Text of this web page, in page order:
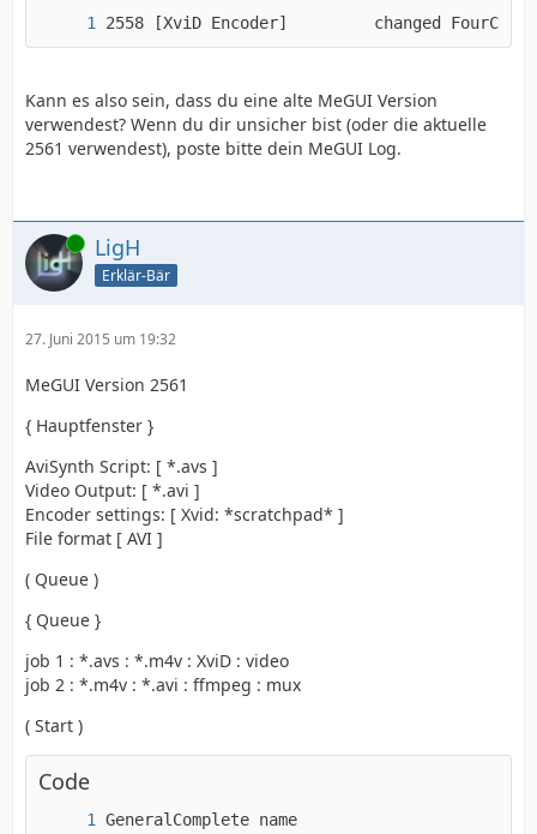
2558 [XviD Encoder]         changed FourCC
Kann es also sein, dass du eine alte MeGUI Version
verwendest? Wenn du dir unsicher bist (oder die aktuelle
2561 verwendest), poste bitte dein MeGUI Log.
Online LigH
Erklär-Bär
27. Juni 2015 um 19:32
MeGUI Version 2561
{ Hauptfenster }
AviSynth Script: [ *.avs ]
Video Output: [ *.avi ]
Encoder settings: [ Xvid: *scratchpad* ]
File format [ AVI ]
( Queue )
{ Queue }
job 1 : *.avs : *.m4v : XviD : video
job 2 : *.m4v : *.avi : ffmpeg : mux
( Start )
Code
GeneralComplete name